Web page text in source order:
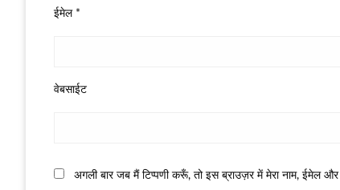
ईमेल *
वेबसाईट
अगली बार जब मैं टिप्पणी करूँ, तो इस ब्राउज़र में मेरा नाम, ईमेल